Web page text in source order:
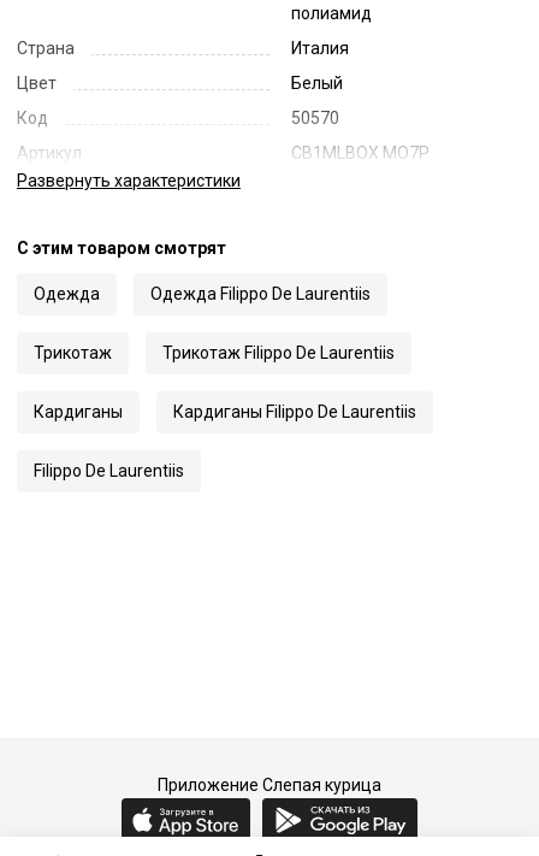
полиамид
Страна
Италия
Цвет
Белый
Код
50570
Артикул
CB1MLBOX MO7P
Развернуть характеристики
С этим товаром смотрят
Одежда Одежда Filippo De Laurentiis
Трикотаж Трикотаж Filippo De Laurentiis
Кардиганы Кардиганы Filippo De Laurentiis
Filippo De Laurentiis
Приложение Слепая курица